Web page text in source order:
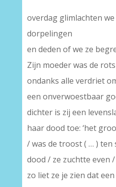
overdag glimlachten
dorpelingen
en deden of we ze
Zijn moeder was de
ondanks alle verdriet
een onverwoestbaar
dichter is zij een
haar dood toe: ‘het
/ was de troost ( … )
dood / ze zuchtte even
zo liet ze je zien dat